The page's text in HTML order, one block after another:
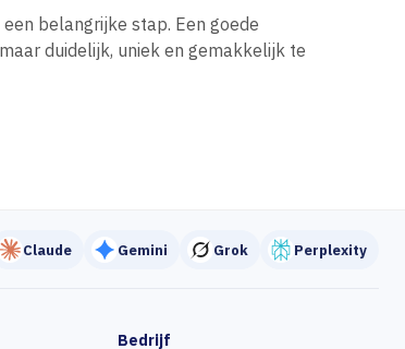
belangrijke stap. Een goede
duidelijk, uniek en gemakkelijk te
Claude Gemini Grok Perplexity
Bedrijf